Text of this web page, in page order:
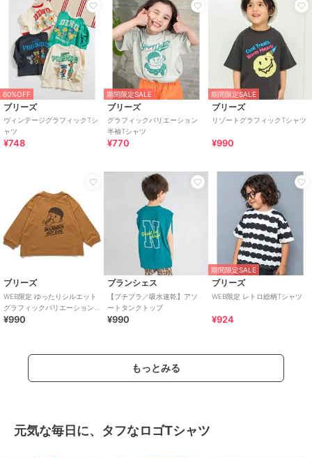
60%OFF
ブリーズ
ヴィンテージグラフィックTシ
ャツ
¥748
期間限定SALE
ブリーズ
グラフィックバリエーション
半袖Tシャツ
¥770
期間限定SALE
ブリーズ
リゾートグラフィックTシャツ
¥990
ブリーズ
WEB限定 ゆったりシルエット
グラフィックバリエーションT
シャツ
¥990
ブランシェス
【プチプラ／吸水速乾】アソ
ートタンクトップ
¥990
期間限定SALE
ブリーズ
WEB限定 レトロ総柄Tシャツ
¥924
もっとみる
元気な毎日に、タフなロゴTシャツ